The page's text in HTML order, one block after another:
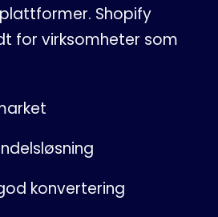
Shopify
for virksomheter som
konvertering